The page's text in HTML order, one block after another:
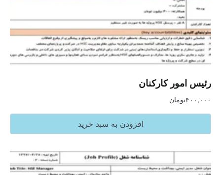
رئیس امور کارکنان
۴۰۰,۰۰۰تومان
افزودن به سبد خرید